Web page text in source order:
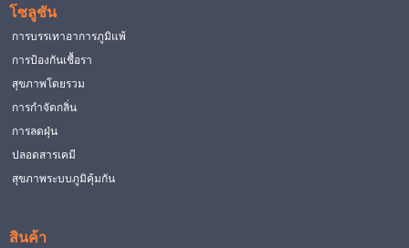
โซลูชัน
การบรรเทาอาการภูมิแพ้
การป้องกันเชื้อรา
สุขภาพโดยรวม
การกำจัดกลิ่น
การลดฝุ่น
ปลอดสารเคมี
สุขภาพระบบภูมิคุ้มกัน
สินค้า